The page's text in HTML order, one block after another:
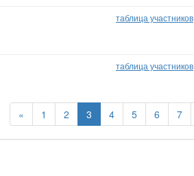
таблица участников
таблица участников
«
1 2 3 4 5 6 7